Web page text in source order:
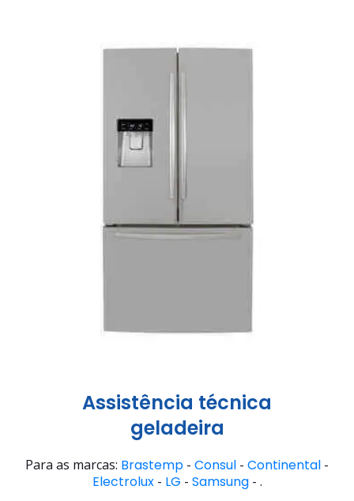
Assistência técnica
geladeira
Para as marcas: Brastemp - Consul - Continental -
Electrolux- LG - Samsung- .